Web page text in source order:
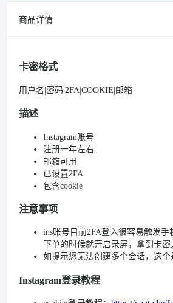
商品详情
卡密格式
用户名|密码|2FA|COOKIE|邮箱
描述
Instagram账号
注册一年左右
邮箱可用
已设置2FA
包含cookie
注意事项
ins账号目前2FA登入很容易触发
下单的时候就开启录屏，拿到卡
如提示您无法创建多个会话，这
Instagram登录教程